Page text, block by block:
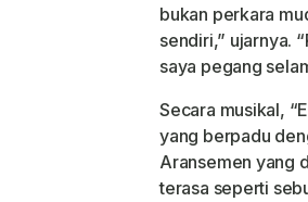
bukan perkara
sendiri,” ujarnya.
saya pegang
Secara musikal,
yang berpadu
Aransemen yang
terasa seperti